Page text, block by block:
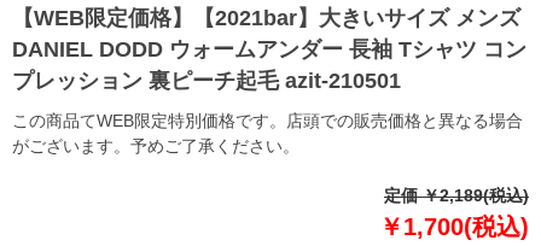
【WEB限定価格】【2021bar】大きいサイズ メンズ
DANIEL DODD ウォームアンダー 長袖 Tシャツ コン
プレッション 裏ピーチ起毛 azit-210501
この商品てWEB限定特別価格です。店頭での販売価格と異なる場合
がございます。予めご了承ください。
定価 ￥2,189(税込)
￥1,700(税込)